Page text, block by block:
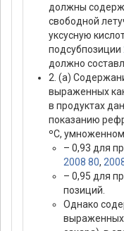
должны
свободной
уксусную
подсубпозиции
должно
2. (а)
выраженных
в продуктах
показанию
ºС,
– 0,93 для
2008 80,
– 0,95 для
позиций.
Однако
выраженных